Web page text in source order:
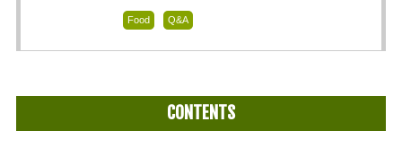
Food Q&A
CONTENTS